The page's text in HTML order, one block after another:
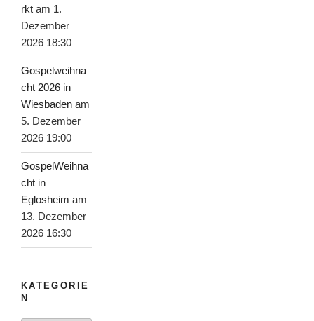
rkt am 1.
Dezember
2026 18:30
Gospelweihna
cht 2026 in
Wiesbaden am
5. Dezember
2026 19:00
GospelWeihna
cht in
Eglosheim am
13. Dezember
2026 16:30
KATEGORIE
N